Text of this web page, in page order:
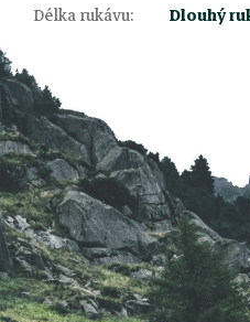
Délka rukávu: Dlouhý
á
p
a
t
í